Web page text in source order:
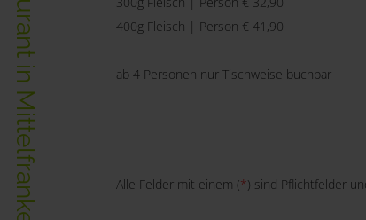
400g Fleisch | Person € 41,90
ab 4 Personen nur Tischweise buchbar
Alle Felder mit einem (*) sind Pflichtfelder